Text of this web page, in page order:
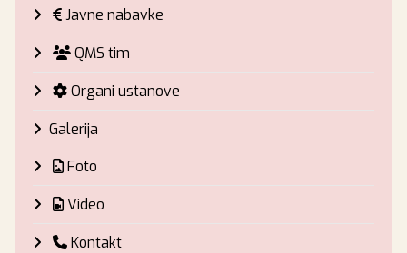
Javne nabavke
QMS tim
Organi ustanove
Galerija
Foto
Video
Kontakt